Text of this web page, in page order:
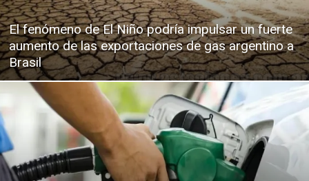
El fenómeno de El Niño podría impulsar un fuerte
aumento de las exportaciones de gas argentino a
Brasil